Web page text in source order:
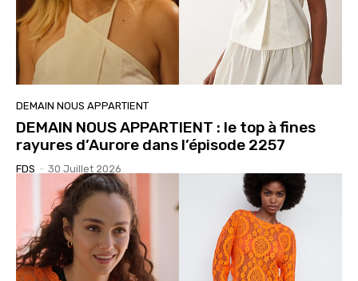
DEMAIN NOUS APPARTIENT
DEMAIN NOUS APPARTIENT : le top à fines
rayures d’Aurore dans l’épisode 2257
FDS - 30 Juillet 2026